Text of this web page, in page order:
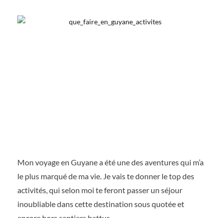
Mon voyage en Guyane a été une des aventures qui m’a
le plus marqué de ma vie. Je vais te donner le top des
activités, qui selon moi te feront passer un séjour
inoubliable dans cette destination sous quotée et